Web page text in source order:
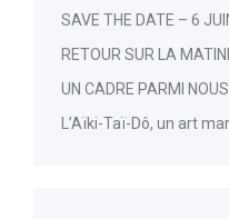
SAVE THE DATE – 6
RETOUR SUR LA
UN CADRE PARMI NOUS
L’Aïki-Taï-Dô, un art